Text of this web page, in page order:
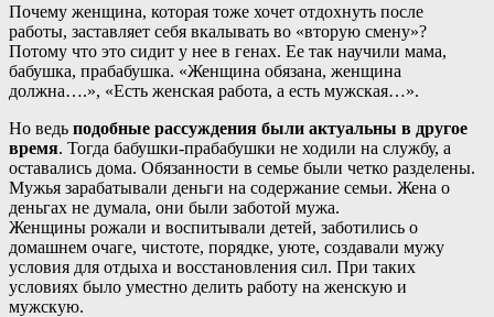
Почему женщина, которая тоже хочет отдохнуть после
работы, заставляет себя вкалывать во «вторую смену»?
Потому что это сидит у нее в генах. Ее так научили мама,
бабушка, прабабушка. «Женщина обязана, женщина
должна….», «Есть женская работа, а есть мужская…».
Но ведь подобные рассуждения были актуальны в другое
время. Тогда бабушки-прабабушки не ходили на службу, а
оставались дома. Обязанности в семье были четко разделены.
Мужья зарабатывали деньги на содержание семьи. Жена о
деньгах не думала, они были заботой мужа.
Женщины рожали и воспитывали детей, заботились о
домашнем очаге, чистоте, порядке, уюте, создавали мужу
условия для отдыха и восстановления сил. При таких
условиях было уместно делить работу на женскую и
мужскую.